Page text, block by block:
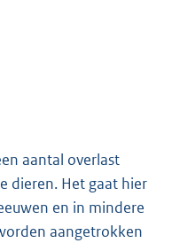
aantal overlast
dieren. Het gaat hier
en in mindere
aangetrokken